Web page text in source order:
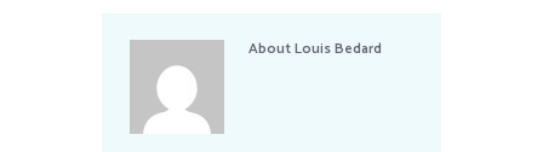
AboutLouis Bedard